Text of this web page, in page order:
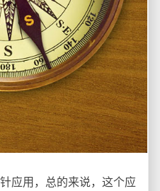
用，总的来说，这个应